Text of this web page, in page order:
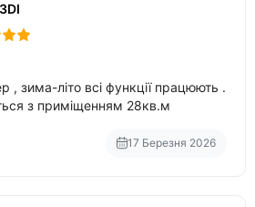
, зима-літо всі функції працюють .
з приміщенням 28кв.м
17 Березня 2026